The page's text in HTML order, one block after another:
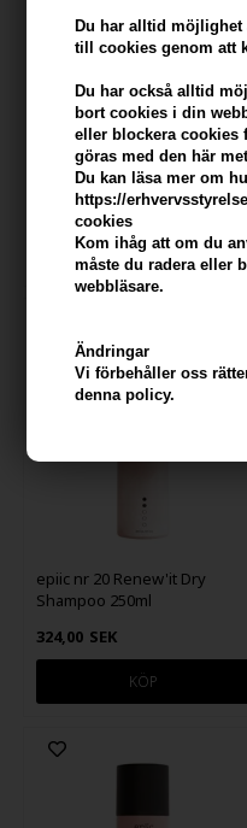
Du har alltid möjlighet
till cookies genom att
Du har också alltid
bort cookies i din
eller blockera cookies
göras med den här
Du kan läsa mer om
https://
cookies
Kom ihåg att om du
måste du radera eller
webbläsare.
Ändringar
Vi förbehåller oss
denna policy.
epiic nr 17 Volumize'it
Powder Spray 30ml
324,00 SEK
epiic nr 20 Renew'it Dry
Shampoo 250ml
324,00 SEK